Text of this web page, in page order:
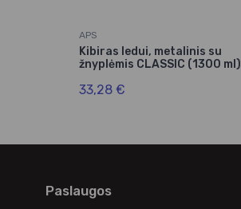
APS
Kibiras ledui, metalinis su
žnyplėmis CLASSIC (1300 ml)
33,28 €
Paslaugos